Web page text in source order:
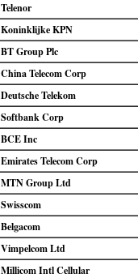
Telenor
Koninklijke KPN
BT Group Plc
China Telecom Corp
Deutsche Telekom
Softbank Corp
BCE Inc
Emirates Telecom Corp
MTN Group Ltd
Swisscom
Belgacom
Vimpelcom Ltd
Millicom Intl Cellular